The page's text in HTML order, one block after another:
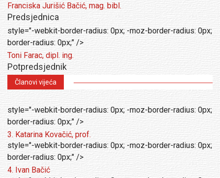
Franciska Jurišić Bačić, mag. bibl.
Predsjednica
style="-webkit-border-radius: 0px; -moz-border-radius: 0px;
border-radius: 0px;" />
Toni Farac, dipl. ing.
Potpredsjednik
Članovi vijeća
style="-webkit-border-radius: 0px; -moz-border-radius: 0px;
border-radius: 0px;" />
3. Katarina Kovačić, prof.
style="-webkit-border-radius: 0px; -moz-border-radius: 0px;
border-radius: 0px;" />
4. Ivan Bačić